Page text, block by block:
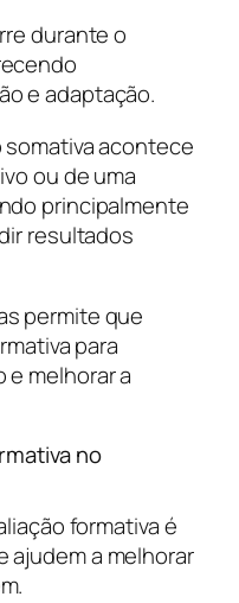
durante o
e adaptação.
somativa acontece
ou de uma
principalmente
resultados
permite que
para
melhorar a
no
formativa é
ajudem a melhorar